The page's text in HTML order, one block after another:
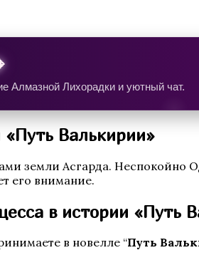
Алмазной Лихорадки и уютный чат.
Валькирии»
земли Асгарда. Неспокойно
его внимание.
в истории «Путь
в новелле “Путь